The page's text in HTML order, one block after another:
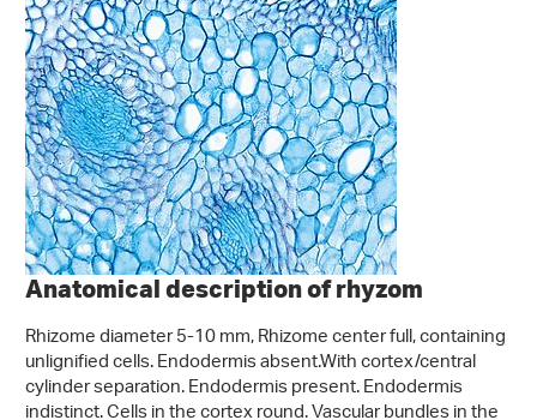
Anatomical description of rhyzom
Rhizome diameter 5-10 mm, Rhizome center full, containing
unlignified cells. Endodermis absent.With cortex/central
cylinder separation. Endodermis present. Endodermis